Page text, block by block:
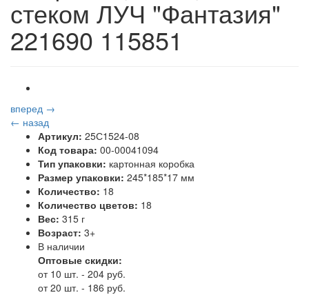
стеком ЛУЧ "Фантазия"
221690 115851
вперед →
← назад
Артикул: 25С1524-08
Код товара: 00-00041094
Тип упаковки: картонная коробка
Размер упаковки: 245*185*17 мм
Количество: 18
Количество цветов: 18
Вес: 315 г
Возраст: 3+
В наличии
Оптовые скидки:
от 10 шт. - 204 руб.
от 20 шт. - 186 руб.